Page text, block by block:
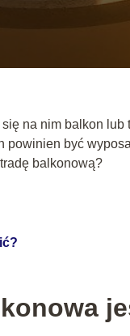
na nim balkon lub
powinien być
balkonową?